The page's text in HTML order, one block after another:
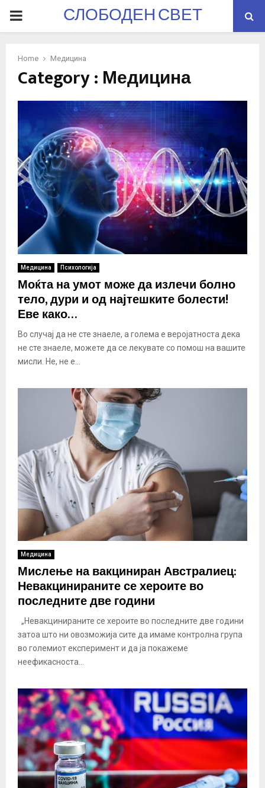
PRIMARYСЛОБОДЕН СВЕТ
Home Медицина
Category : Медицина
Медицина Психологија
Моќта на умот може да излечи болно
тело, дури и од најтешките болести!
Еве како…
Во случај да не сте знаеле, а голема е веројатноста дека
не сте знаеле, можете да се лекувате со помош на вашите
мисли. Не, не е...
Медицина
Мислење на вакциниран Австралиец:
Невакцинираните се хероите во
последните две години
„Невакцинираните се хероите во последните две години
затоа што ни овозможија сите да имаме контролна група
во големиот експеримент и да ја покажеме
неефикасноста...